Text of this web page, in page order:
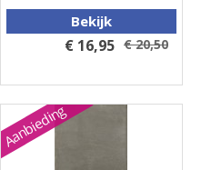
Bekijk
€ 16,95 € 20,50
Aanbieding